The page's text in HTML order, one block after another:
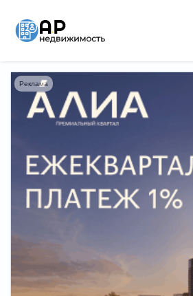
Главная
Все новостройки 3300
Блог
Черный список ЖК
Политика конфиденциальности
Реклама